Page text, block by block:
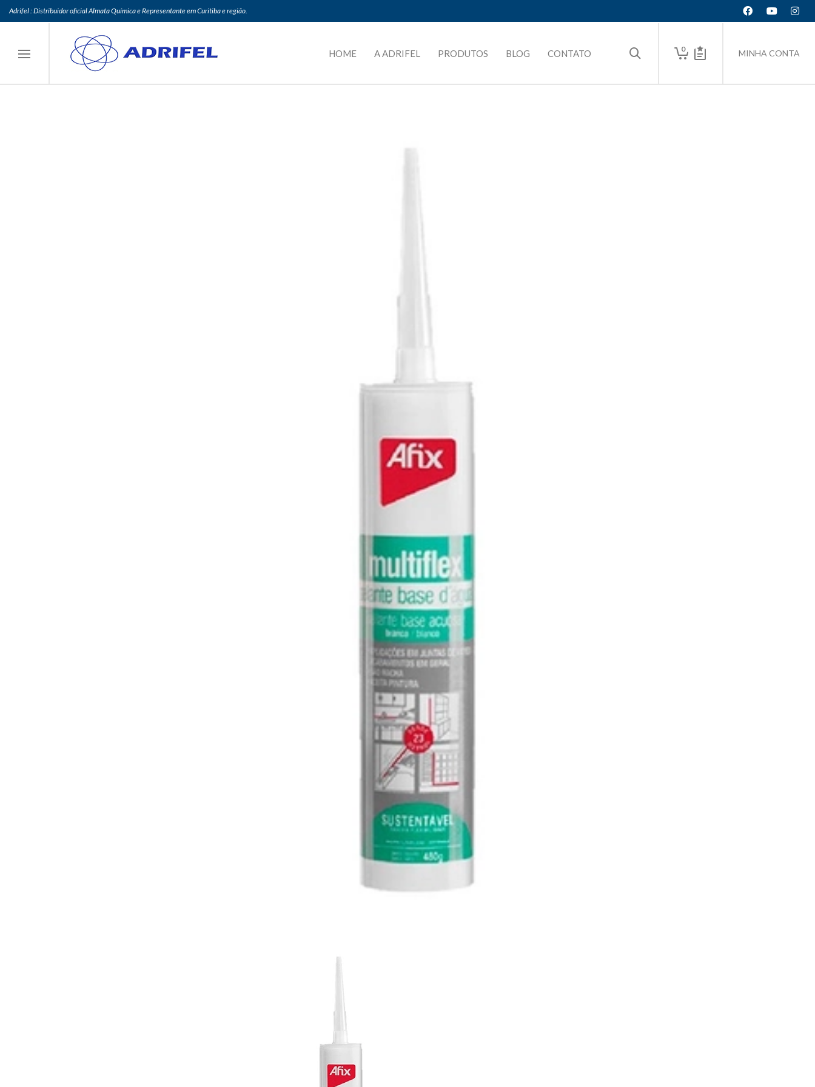
Adrifel : Distribuidor oficial Almata Química e Representante em Curitiba e região.
0 MINHA CONTA
HOME A ADRIFEL PRODUTOS BLOG CONTATO